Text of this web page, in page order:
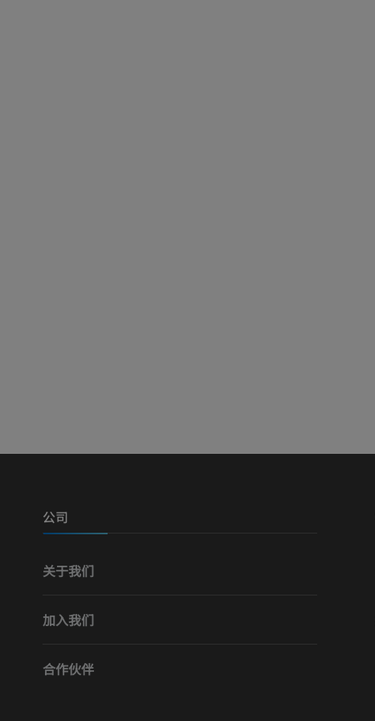
公司
关于我们
加入我们
合作伙伴